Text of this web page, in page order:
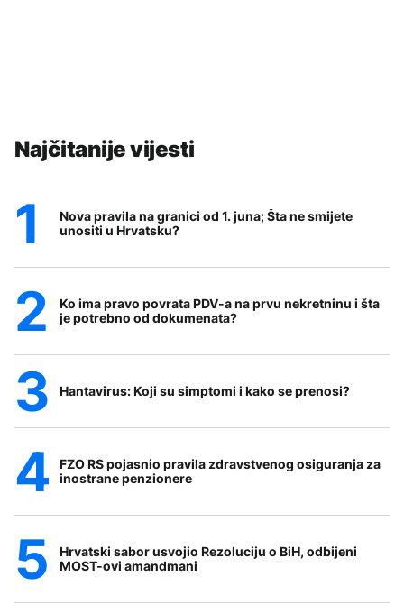
Najčitanije vijesti
Nova pravila na granici od 1. juna; Šta ne smijete
unositi u Hrvatsku?
Ko ima pravo povrata PDV-a na prvu nekretninu i šta
je potrebno od dokumenata?
Hantavirus: Koji su simptomi i kako se prenosi?
FZO RS pojasnio pravila zdravstvenog osiguranja za
inostrane penzionere
Hrvatski sabor usvojio Rezoluciju o BiH, odbijeni
MOST-ovi amandmani